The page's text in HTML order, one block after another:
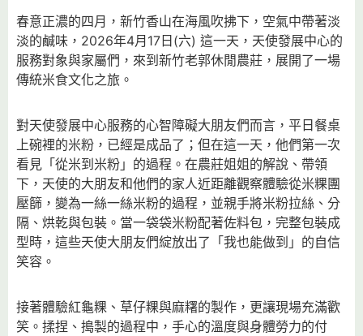
春意正濃的四月，新竹香山在海風吹拂下，空氣中帶著淡
淡的鹹味，2026年4月17日(六) 這一天，天使發展中心的
服務對象與家屬們，來到新竹老郭休閒農莊，展開了一場
傳統米食文化之旅。
對天使發展中心服務的心智障礙大朋友們而言，平日餐桌
上碗裡的米粉，已經是成品了；但在這一天，他們第一次
看見「從米到米粉」的過程。在農莊姐姐的解說、帶領
下，天使的大朋友和他們的家人近距離觀察體驗從米粿團
壓篩，變為一絲一絲米粉的過程，並親手將米粉拉絲、分
隔、烘乾與包裝。當一袋袋米粉配著佐料包，完整包裝成
型時，這些天使大朋友們綻放出了「我也能做到」的自信
笑容。
接著體驗紅龜粿、草仔粿與麻糬的製作，更讓現場充滿歡
笑。揉捏、搗製的過程中，手心的溫度與身體勞力的付